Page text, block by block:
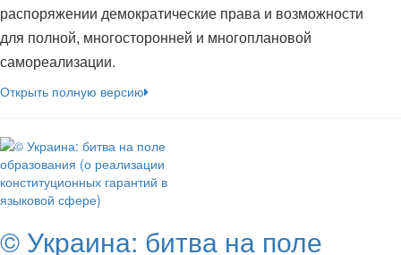
распоряжении демократические права и возможности
для полной, многосторонней и многоплановой
самореализации.
Открыть полную версию
© Украина: битва на поле